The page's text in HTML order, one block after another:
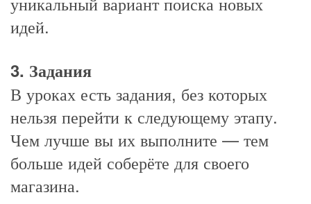
идей.
3. Задания
В уроках есть задания, без которых
нельзя перейти к следующему этапу.
Чем лучше вы их выполните — тем
больше идей соберёте для своего
магазина.